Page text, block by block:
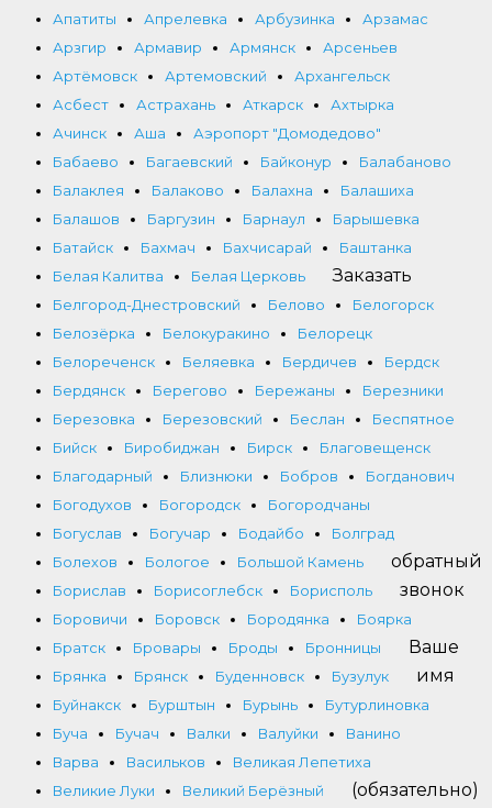
Апатиты
Апрелевка Арбузинка
Арзамас
Арзгир
Армавир Армянск
Арсеньев
Артёмовск
Артемовский
Архангельск
Асбест
Астрахань Аткарск
Ахтырка
Ачинск
Аша
Аэропорт "Домодедово"
Бабаево
Багаевский Байконур
Балабаново
Балаклея
Балаково Балахна
Балашиха
Балашов
Баргузин Барнаул
Барышевка
Батайск
Бахмач Бахчисарай
Баштанка
Белая Калитва
Белая Церковь
Белгород-Днестровский
Белово
Белогорск
Белозёрка
Белокуракино
Белорецк
Белореченск
Беляевка Бердичев
Бердск
Бердянск
Берегово Бережаны
Березники
Березовка
Березовский Беслан
Беспятное
Бийск
Биробиджан Бирск
Благовещенск
Благодарный
Близнюки Бобров
Богданович
Богодухов
Богородск
Богородчаны
Богуслав
Богучар Бодайбо
Болград
Болехов
Бологое
Большой Камень
Борислав
Борисоглебск
Борисполь
Боровичи
Боровск Бородянка
Боярка
Братск
Бровары Броды
Бронницы
Брянка
Брянск Буденновск
Бузулук
Буйнакск
Бурштын Бурынь
Бутурлиновка
Буча
Бучач Валки Валуйки
Ванино
Варва
Васильков
Великая Лепетиха
Великие Луки
Великий Берёзный
Заказать
обратный
звонок
Ваше
имя
(обязательно)